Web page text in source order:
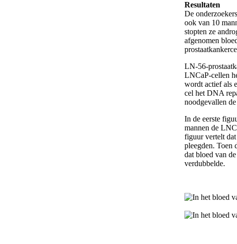
Resultaten
De
ook van 10
stopten ze
afgenomen
LN-56-
LNCaP-cellen
wordt actief als
cel het DNA
noodgevallen
In de eerste
mannen de
figuur vertelt
pleegden. Toen
dat bloed van
verdubbelde.